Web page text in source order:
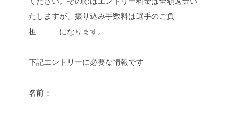
たしますが、振り込み手数料は選手のご負
担
になります。
下記エントリーに必要な情報です
名前：